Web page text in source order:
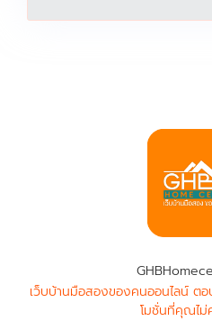
เว็บบ้านมือสองของคนออนไลน์ ต
โมชั่นที่คุณไม่